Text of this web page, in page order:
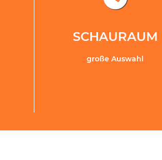
SCHAURAUM
große Auswahl